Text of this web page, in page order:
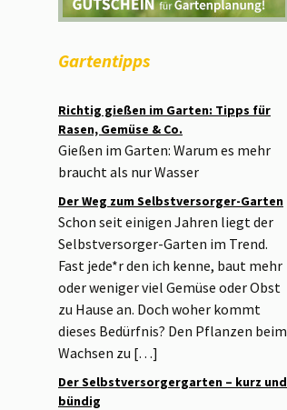
Gartentipps
Richtig gießen im Garten: Tipps für
Rasen, Gemüse & Co.
Gießen im Garten: Warum es mehr
braucht als nur Wasser
Der Weg zum Selbstversorger-Garten
Schon seit einigen Jahren liegt der
Selbstversorger-Garten im Trend.
Fast jede*r den ich kenne, baut mehr
oder weniger viel Gemüse oder Obst
zu Hause an. Doch woher kommt
dieses Bedürfnis? Den Pflanzen beim
Wachsen zu […]
Der Selbstversorgergarten – kurz und
bündig